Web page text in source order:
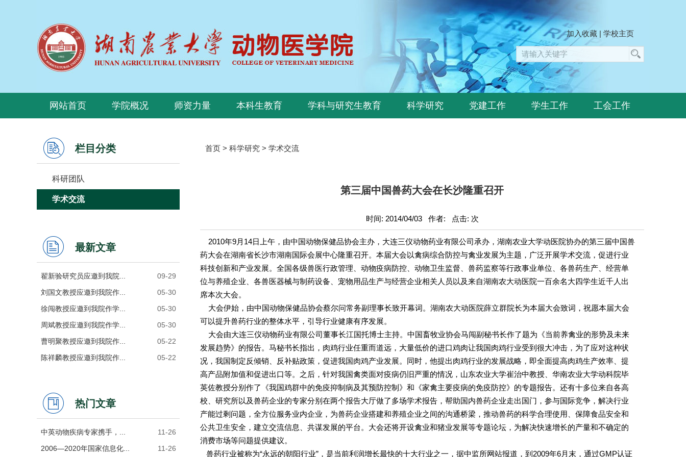
加入收藏 | 学校主页
网站首页 学院概况 师资力量 本科生教育 学科与研究生教育 科学研究 党建工作 学生工作 工会工作
栏目分类
科研团队
学术交流
最新文章
09-29
翟新验研究员应邀到我院...
05-30
刘国文教授应邀到我院作...
05-30
徐闯教授应邀到我院作学...
05-30
周斌教授应邀到我院作学...
05-22
曹明聚教授应邀到我院作...
05-22
陈祥麟教授应邀到我院作...
热门文章
11-26
中英动物疾病专家携手，...
11-26
2006―2020年国家信息化...
首页 > 科学研究 > 学术交流
第三届中国兽药大会在长沙隆重召开
时间: 2014/04/03 作者: 点击: 次
2010年9月14日上午，由中国动物保健品协会主办，大连三仪动物药业有限公司承办，湖南农业大学动医院协办的第三届中国兽
药大会在湖南省长沙市湖南国际会展中心隆重召开。本届大会以禽病综合防控与禽业发展为主题，广泛开展学术交流，促进行业
科技创新和产业发展。全国各级兽医行政管理、动物疫病防控、动物卫生监督、兽药监察等行政事业单位、各兽药生产、经营单
位与养殖企业、各兽医器械与制药设备、宠物用品生产与经营企业相关人员以及来自湖南农大动医院一百余名大四学生近千人出
席本次大会。
大会伊始，由中国动物保健品协会蔡尔问常务副理事长致开幕词。湖南农大动医院薛立群院长为本届大会致词，祝愿本届大会
可以提升兽药行业的整体水平，引导行业健康有序发展。
大会由大连三仪动物药业有限公司董事长江国托博士主持。中国畜牧业协会马闯副秘书长作了题为《当前养禽业的形势及未来
发展趋势》的报告。马秘书长指出，肉鸡行业任重而道远，大量低价的进口鸡肉让我国肉鸡行业受到很大冲击，为了应对这种状
况，我国制定反倾销、反补贴政策，促进我国肉鸡产业发展。同时，他提出肉鸡行业的发展战略，即全面提高肉鸡生产效率、提
高产品附加值和促进出口等。之后，针对我国禽类面对疫病仍旧严重的情况，山东农业大学崔治中教授、华南农业大学动科院毕
英佐教授分别作了《我国鸡群中的免疫抑制病及其预防控制》和《家禽主要疫病的免疫防控》的专题报告。还有十多位来自各高
校、研究所以及兽药企业的专家分别在两个报告大厅做了多场学术报告，帮助国内兽药企业走出国门，参与国际竞争，解决行业
产能过剩问题，全方位服务业内企业，为兽药企业搭建和养殖企业之间的沟通桥梁，推动兽药的科学合理使用、保障食品安全和
公共卫生安全，建立交流信息、共谋发展的平台。大会还将开设禽业和猪业发展等专题论坛，为解决快速增长的产量和不确定的
消费市场等问题提供建议。
兽药行业被称为“永远的朝阳行业”，是当前利润增长最快的十大行业之一，据中监所网站报道，到2009年6月末，通过GMP认证